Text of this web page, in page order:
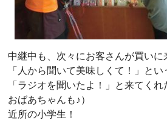
中継中も、次々にお客さんが買いに
「人から聞いて美味しくて！」と
「ラジオを聞いたよ！」と来てく
おばあちゃんも♪）
近所の小学生！